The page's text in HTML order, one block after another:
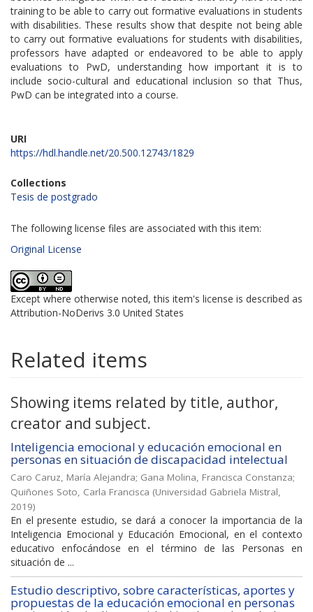
training to be able to carry out formative evaluations in students
with disabilities. These results show that despite not being able
to carry out formative evaluations for students with disabilities,
professors have adapted or endeavored to be able to apply
evaluations to PwD, understanding how important it is to
include socio-cultural and educational inclusion so that Thus,
PwD can be integrated into a course.
URI
https://hdl.handle.net/20.500.12743/1829
Collections
Tesis de postgrado
The following license files are associated with this item:
Original License
Except where otherwise noted, this item's license is described as
Attribution-NoDerivs 3.0 United States
Related items
Showing items related by title, author,
creator and subject.
Inteligencia emocional y educación emocional en
personas en situación de discapacidad intelectual
Caro Caruz, María Alejandra; Gana Molina, Francisca Constanza;
Quiñones Soto, Carla Francisca (Universidad Gabriela Mistral,
2019)
En el presente estudio, se dará a conocer la importancia de la
Inteligencia Emocional y Educación Emocional, en el contexto
educativo enfocándose en el término de las Personas en
situación de ...
Estudio descriptivo, sobre características, aportes y
propuestas de la educación emocional en personas